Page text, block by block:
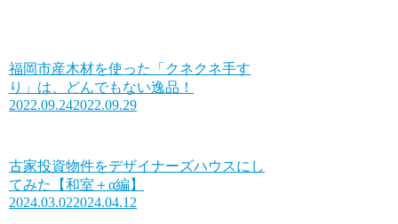
福岡市産木材を使った「クネクネ手す
り」は、どんでもない逸品！
2022.09.242022.09.29
古家投資物件をデザイナーズハウスにし
てみた【和室＋α編】
2024.03.022024.04.12